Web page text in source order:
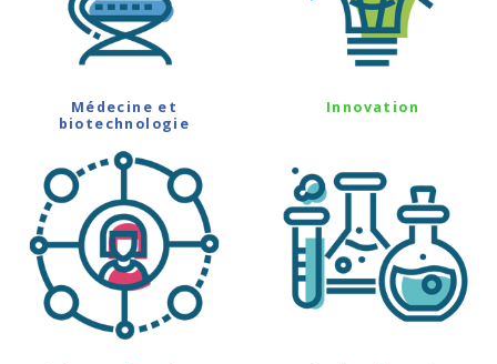
Médecine et
biotechnologie
Innovation